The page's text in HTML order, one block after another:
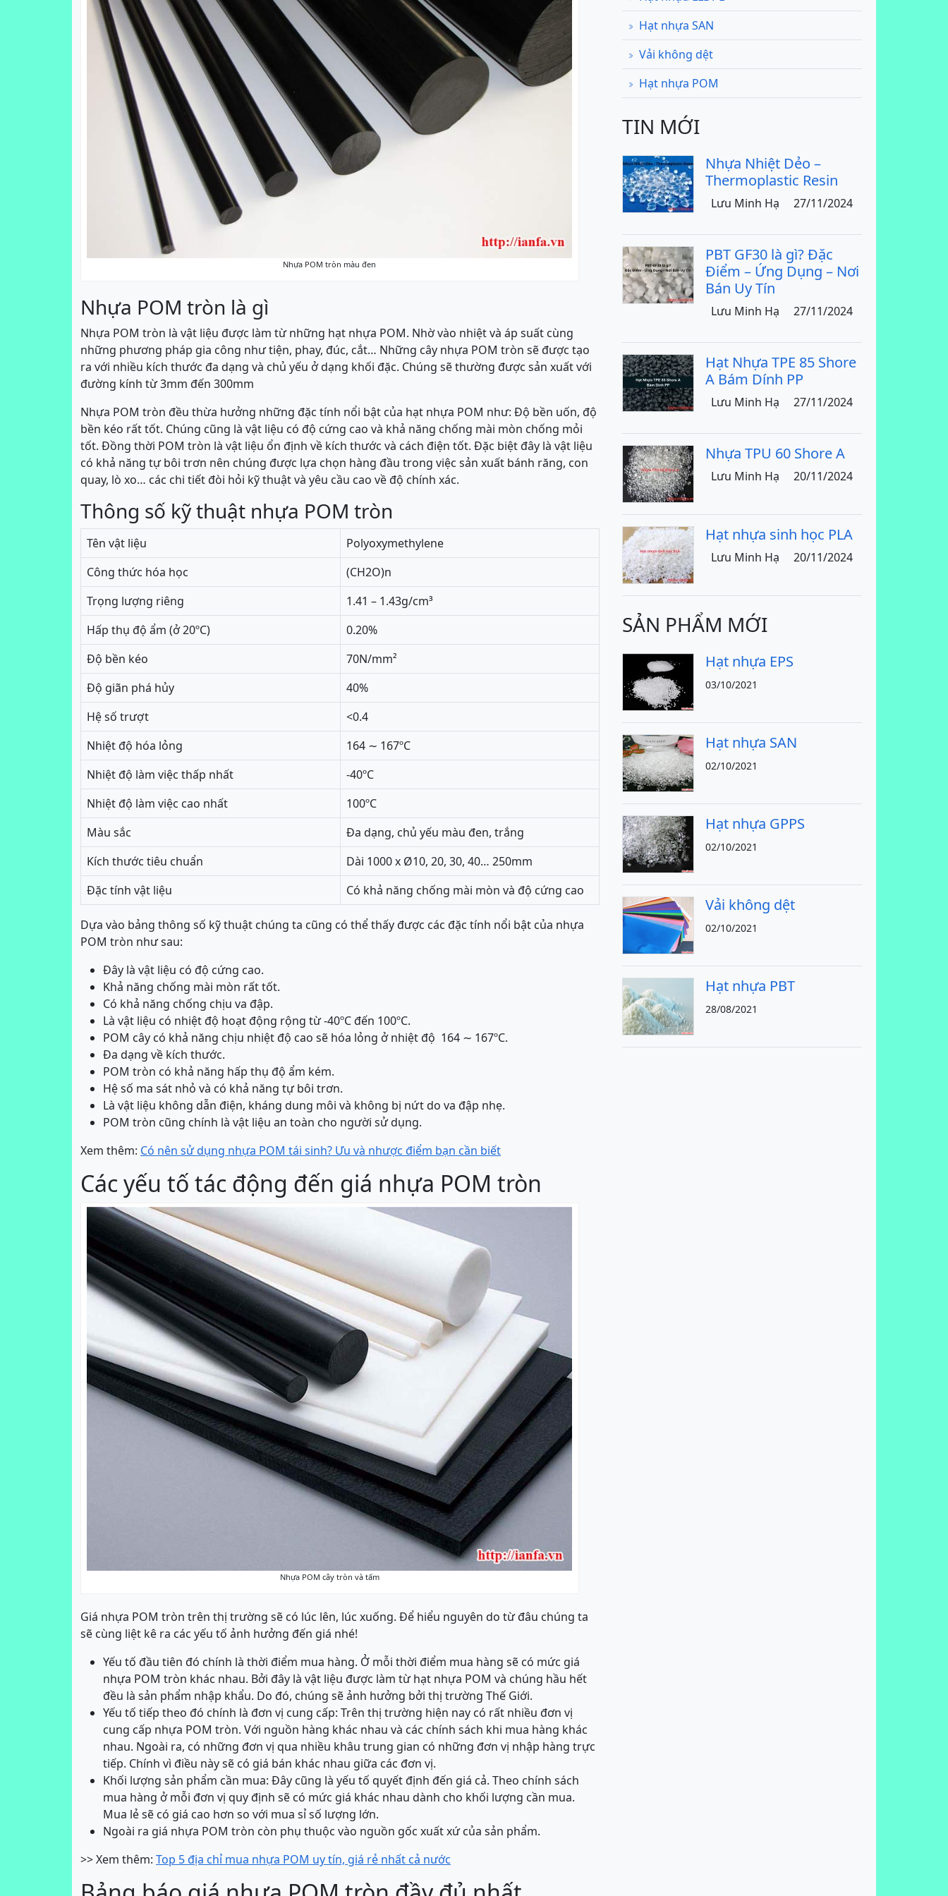
Nhựa POM tròn màu đen
Nhựa POM tròn là gì
Nhựa POM tròn là vật liệu được làm từ những hạt nhựa POM. Nhờ vào nhiệt và áp suất cùng
những phương pháp gia công như tiện, phay, đúc, cắt… Những cây nhựa POM tròn sẽ được tạo
ra với nhiều kích thước đa dạng và chủ yếu ở dạng khối đặc. Chúng sẽ thường được sản xuất với
đường kính từ 3mm đến 300mm
Nhựa POM tròn đều thừa hưởng những đặc tính nổi bật của hạt nhựa POM như: Độ bền uốn, độ
bền kéo rất tốt. Chúng cũng là vật liệu có độ cứng cao và khả năng chống mài mòn chống mỏi
tốt. Đồng thời POM tròn là vật liệu ổn định về kích thước và cách điện tốt. Đặc biệt đây là vật liệu
có khả năng tự bôi trơn nên chúng được lựa chọn hàng đầu trong việc sản xuất bánh răng, con
quay, lò xo… các chi tiết đòi hỏi kỹ thuật và yêu cầu cao về độ chính xác.
Thông số kỹ thuật nhựa POM tròn
Tên vật liệu
Polyoxymethylene
Công thức hóa học
(CH2O)n
Trọng lượng riêng
1.41 – 1.43g/cm³
Hấp thụ độ ẩm (ở 20ºC)
0.20%
Độ bền kéo
70N/mm²
Độ giãn phá hủy
40%
Hệ số trượt
<0.4
Nhiệt độ hóa lỏng
164 ∼ 167ºC
Nhiệt độ làm việc thấp nhất
-40ºC
Nhiệt độ làm việc cao nhất
100ºC
Màu sắc
Đa dạng, chủ yếu màu đen, trắng
Kích thước tiêu chuẩn
Dài 1000 x Ø10, 20, 30, 40… 250mm
Đặc tính vật liệu
Có khả năng chống mài mòn và độ cứng cao
Dựa vào bảng thông số kỹ thuật chúng ta cũng có thể thấy được các đặc tính nổi bật của nhựa
POM tròn như sau:
Đây là vật liệu có độ cứng cao.
Khả năng chống mài mòn rất tốt.
Có khả năng chống chịu va đập.
Là vật liệu có nhiệt độ hoạt động rộng từ -40ºC đến 100ºC.
POM cây có khả năng chịu nhiệt độ cao sẽ hóa lỏng ở nhiệt độ 164 ∼ 167ºC.
Đa dạng về kích thước.
POM tròn có khả năng hấp thụ độ ẩm kém.
Hệ số ma sát nhỏ và có khả năng tự bôi trơn.
Là vật liệu không dẫn điện, kháng dung môi và không bị nứt do va đập nhẹ.
POM tròn cũng chính là vật liệu an toàn cho người sử dụng.
Xem thêm: Có nên sử dụng nhựa POM tái sinh? Ưu và nhược điểm bạn cần biết
Các yếu tố tác động đến giá nhựa POM tròn
Nhựa POM cây tròn và tấm
Giá nhựa POM tròn trên thị trường sẽ có lúc lên, lúc xuống. Để hiểu nguyên do từ đâu chúng ta
sẽ cùng liệt kê ra các yếu tố ảnh hưởng đến giá nhé!
Yếu tố đầu tiên đó chính là thời điểm mua hàng. Ở mỗi thời điểm mua hàng sẽ có mức giá
nhựa POM tròn khác nhau. Bởi đây là vật liệu được làm từ hạt nhựa POM và chúng hầu hết
đều là sản phẩm nhập khẩu. Do đó, chúng sẽ ảnh hưởng bởi thị trường Thế Giới.
Yếu tố tiếp theo đó chính là đơn vị cung cấp: Trên thị trường hiện nay có rất nhiều đơn vị
cung cấp nhựa POM tròn. Với nguồn hàng khác nhau và các chính sách khi mua hàng khác
nhau. Ngoài ra, có những đơn vị qua nhiều khâu trung gian có những đơn vị nhập hàng trực
tiếp. Chính vì điều này sẽ có giá bán khác nhau giữa các đơn vị.
Khối lượng sản phẩm cần mua: Đây cũng là yếu tố quyết định đến giá cả. Theo chính sách
mua hàng ở mỗi đơn vị quy định sẽ có mức giá khác nhau dành cho khối lượng cần mua.
Mua lẻ sẽ có giá cao hơn so với mua sỉ số lượng lớn.
Ngoài ra giá nhựa POM tròn còn phụ thuộc vào nguồn gốc xuất xứ của sản phẩm.
>> Xem thêm: Top 5 địa chỉ mua nhựa POM uy tín, giá rẻ nhất cả nước
Hạt nhựa SAN
Vải không dệt
Hạt nhựa POM
TIN MỚI
Nhựa Nhiệt Dẻo –
Thermoplastic Resin
Lưu Minh Hạ 27/11/2024
PBT GF30 là gì? Đặc
Điểm – Ứng Dụng – Nơi
Bán Uy Tín
Lưu Minh Hạ 27/11/2024
Hạt Nhựa TPE 85 Shore
A Bám Dính PP
Lưu Minh Hạ 27/11/2024
Nhựa TPU 60 Shore A
Lưu Minh Hạ 20/11/2024
Hạt nhựa sinh học PLA
Lưu Minh Hạ 20/11/2024
SẢN PHẨM MỚI
Hạt nhựa EPS
03/10/2021
Hạt nhựa SAN
02/10/2021
Hạt nhựa GPPS
02/10/2021
Vải không dệt
02/10/2021
Hạt nhựa PBT
28/08/2021